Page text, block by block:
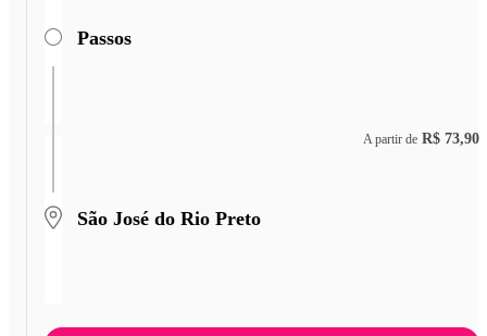
Passos
São José do Rio Preto
A partir de R$ 73,90